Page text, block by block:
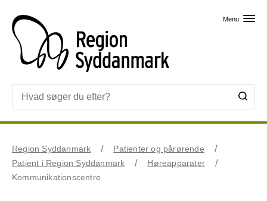
Menu
Region Syddanmark
Patienter og pårørende
Patient i Region Syddanmark
Høreapparater
Kommunikationscentre